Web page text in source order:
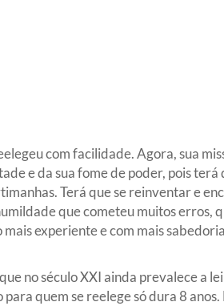
com facilidade. Agora, sua
e da sua fome de poder, pois
Terá que se reinventar e
que cometeu muitos erros,
experiente e com mais
no século XXI ainda prevalece a
quem se reelege só dura 8